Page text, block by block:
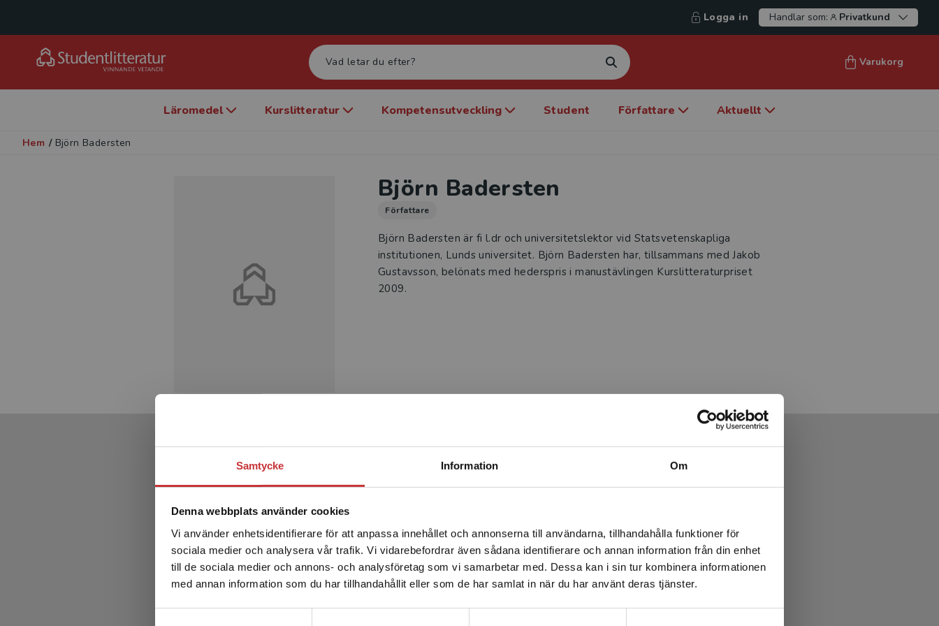
Samtycke Information Om
Denna webbplats använder cookies
Vi använder enhetsidentifierare för att anpassa innehållet och annonserna till användarna, tillhandahålla funktioner för
sociala medier och analysera vår trafik. Vi vidarebefordrar även sådana identifierare och annan information från din enhet
till de sociala medier och annons- och analysföretag som vi samarbetar med. Dessa kan i sin tur kombinera informationen
med annan information som du har tillhandahållit eller som de har samlat in när du har använt deras tjänster.
Begränsad fraktregion
Det verkar som att du besöker studentlitteratur.se via en
enhet utanför Sverige. Vi erbjuder inte leveranser utanför
Sverige. För att kunna slutföra ett köp måste
leveransadressen vara i Sverige.Läs mer
Logga in Handlar som: Privatkund
Varukorg
Läromedel Kurslitteratur Kompetensutveckling Student Författare Aktuellt
Hem / Björn Badersten
Björn Badersten
Författare
Björn Badersten är fi l.dr och universitetslektor vid Statsvetenskapliga
institutionen, Lunds universitet. Björn Badersten har, tillsammans med Jakob
Gustavsson, belönats med hederspris i manustävlingen Kurslitteraturpriset
2009.
Produkter